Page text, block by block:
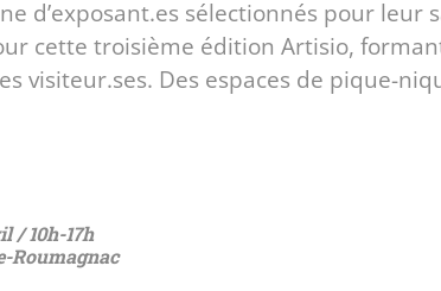
d’exposant.es sélectionnés pour leur
cette troisième édition Artisio,
visiteur.ses. Des espaces de pique-
/ 10h-17h
Roumagnac